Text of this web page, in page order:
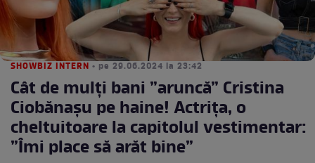
SHOWBIZ INTERN • pe 29.06.2024 la 23:42
Cât de mulți bani ”aruncă” Cristina
Ciobănașu pe haine! Actrița, o
cheltuitoare la capitolul vestimentar:
”Îmi place să arăt bine”